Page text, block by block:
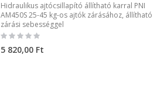
Hidraulikus ajtócsillapító állítható karral PNI
AM450S 25-45 kg-os ajtók zárásához, állítható
zárási sebességgel
Rating:
0%
5 820,00 Ft